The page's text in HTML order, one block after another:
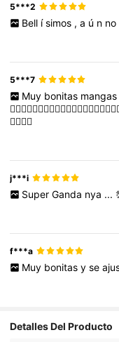
5***2
Bell ísimos , a ú n no
5***7
Muy bonitas mangas
👍🏻👍🏻
j***i
Super Ganda nya ...
f***a
Muy bonitas y se
Detalles Del Producto